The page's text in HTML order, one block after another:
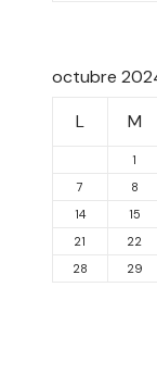
octubre
L
M
1
7
8
14
15
21
22
28
29